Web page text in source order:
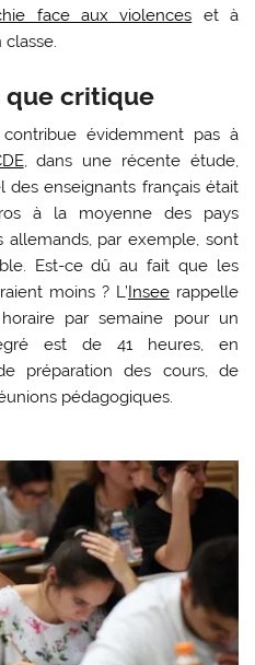
face aux violences et à
que critique
évidemment pas à
, dans une récente étude,
enseignants français était
à la moyenne des pays
allemands, par exemple, sont
Est-ce dû au fait que les
moins ? L’Inseerappelle
par semaine pour un
est de 41 heures, en
préparation des cours, de
pédagogiques.